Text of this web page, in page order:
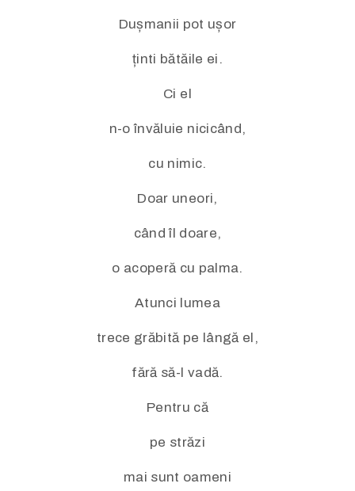
Dușmanii pot ușor
ținti bătăile ei.
Ci el
n-o învăluie nicicând,
cu nimic.
Doar uneori,
când îl doare,
o acoperă cu palma.
Atunci lumea
trece grăbită pe lângă el,
fără să-l vadă.
Pentru că
pe străzi
mai sunt oameni